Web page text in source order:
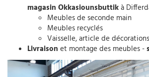
magasin Okkasiounsbuttikà
Meubles de seconde main
Meubles recyclés
Vaisselle, article de
Livraison et montage des meubles -